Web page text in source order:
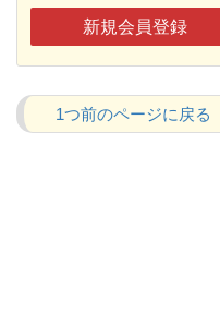
新規会員登録
1つ前のページに戻る